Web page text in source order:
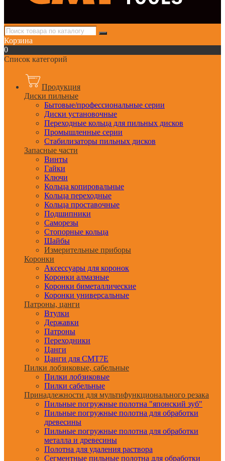
Корзина
0
Список категорий
Продукция
Диски пильные
Бытовые/профессиональные серии
Диски установочные
Переходные кольца для пильных дисков
Промышленные серии
Стабилизаторы пильных дисков
Запасные части
Винты
Гайки
Ключи
Кольца копировальные
Кольца переходные
Кольца проставочные
Подшипники
Саморезы
Стопорные кольца
Шайбы
Измерительные приборы
Коронки
Аксессуары для коронок
Коронки алмазные
Коронки биметаллические
Коронки универсальные
Патроны, цанги
Втулки
Державки
Патроны
Переходники
Цанги
Цанги для CMT7E
Пилки лобзиковые, сабельные
Пилки лобзиковые
Пилки сабельные
Принадлежности для мультифункционального резака
Пильные погружные полотна "японский зуб"
Пильные погружные полотна для обработки
древесины
Пильные погружные полотна для обработки
металла и древесины
Полотна для удаления раствора
Сегментные пильные полотна для обработки